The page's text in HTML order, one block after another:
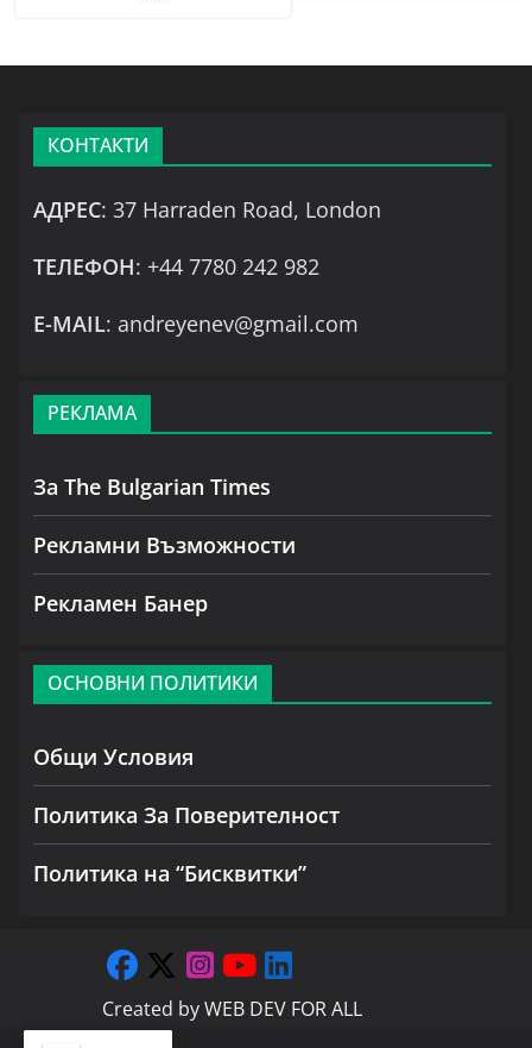
КОНТАКТИ
АДРЕС: 37 Harraden Road, London
ТЕЛЕФОН: +44 7780 242 982
Е-MAIL: andreyenev@gmail.com
РЕКЛАМА
За The Bulgarian Times
Рекламни Възможности
Рекламен Банер
ОСНОВНИ ПОЛИТИКИ
Общи Условия
Политика За Поверителност
Политика на “Бисквитки”
Created byWEB DEV FOR ALL